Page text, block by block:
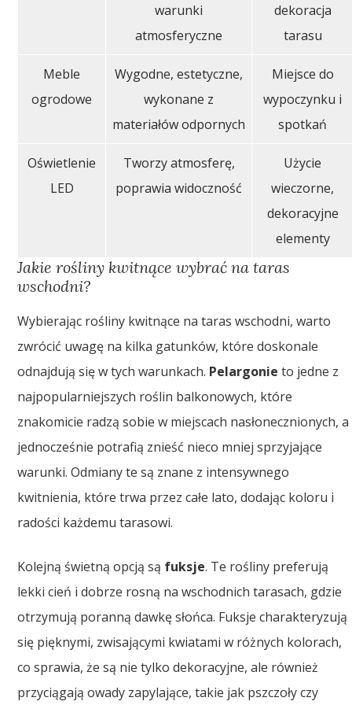
warunki
atmosferyczne
dekoracja
tarasu
Meble
ogrodowe
Wygodne, estetyczne,
wykonane z
materiałów odpornych
Miejsce do
wypoczynku i
spotkań
Oświetlenie
LED
Tworzy atmosferę,
poprawia widoczność
Użycie
wieczorne,
dekoracyjne
elementy
Jakie rośliny kwitnące wybrać na taras
wschodni?
Wybierając rośliny kwitnące na taras wschodni, warto
zwrócić uwagę na kilka gatunków, które doskonale
odnajdują się w tych warunkach. Pelargonie to jedne z
najpopularniejszych roślin balkonowych, które
znakomicie radzą sobie w miejscach nasłonecznionych, a
jednocześnie potrafią znieść nieco mniej sprzyjające
warunki. Odmiany te są znane z intensywnego
kwitnienia, które trwa przez całe lato, dodając koloru i
radości każdemu tarasowi.
Kolejną świetną opcją są fuksje. Te rośliny preferują
lekki cień i dobrze rosną na wschodnich tarasach, gdzie
otrzymują poranną dawkę słońca. Fuksje charakteryzują
się pięknymi, zwisającymi kwiatami w różnych kolorach,
co sprawia, że są nie tylko dekoracyjne, ale również
przyciągają owady zapylające, takie jak pszczoły czy